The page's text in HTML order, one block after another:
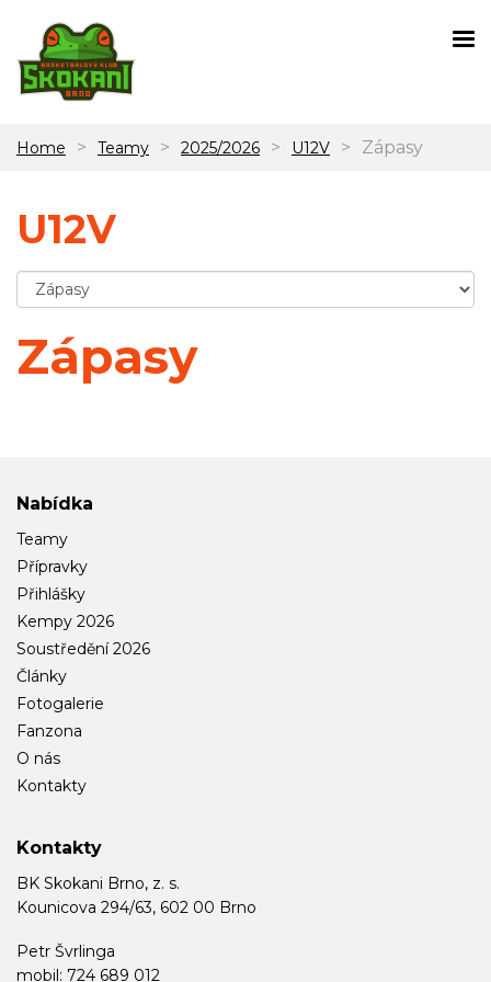
Home > Teamy > 2025/2026 > U12V > Zápasy
U12V
Zápasy
Nabídka
Teamy
Přípravky
Přihlášky
Kempy 2026
Soustředění 2026
Články
Fotogalerie
Fanzona
O nás
Kontakty
Kontakty
BK Skokani Brno, z. s.
Kounicova 294/63, 602 00 Brno
Petr Švrlinga
mobil: 724 689 012